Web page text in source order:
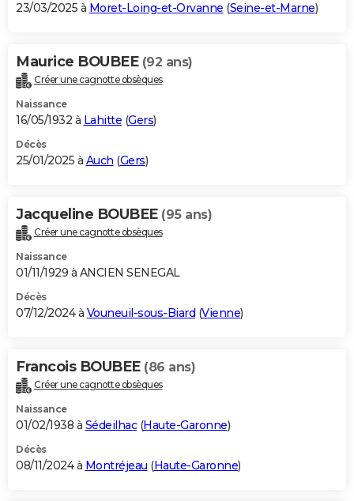
23/03/2025 à Moret-Loing-et-Orvanne (Seine-et-Marne)
Maurice BOUBEE (92 ans)
Créer une cagnotte obsèques
Naissance
16/05/1932 à Lahitte (Gers)
Décès
25/01/2025 à Auch (Gers)
Jacqueline BOUBEE (95 ans)
Créer une cagnotte obsèques
Naissance
01/11/1929 à ANCIEN SENEGAL
Décès
07/12/2024 à Vouneuil-sous-Biard (Vienne)
Francois BOUBEE (86 ans)
Créer une cagnotte obsèques
Naissance
01/02/1938 à Sédeilhac(Haute-Garonne)
Décès
08/11/2024 à Montréjeau (Haute-Garonne)